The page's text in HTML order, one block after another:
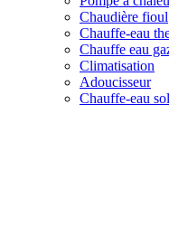
Chaudière fioul
Chauffe-eau
Chauffe eau
Climatisation
Adoucisseur
Chauffe-eau